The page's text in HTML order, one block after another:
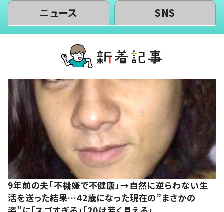
ニュース SNS
9年前の夫「不機嫌で不健康」→自然に逆らわない生
活を送った結果…42歳になった現在の”まさかの